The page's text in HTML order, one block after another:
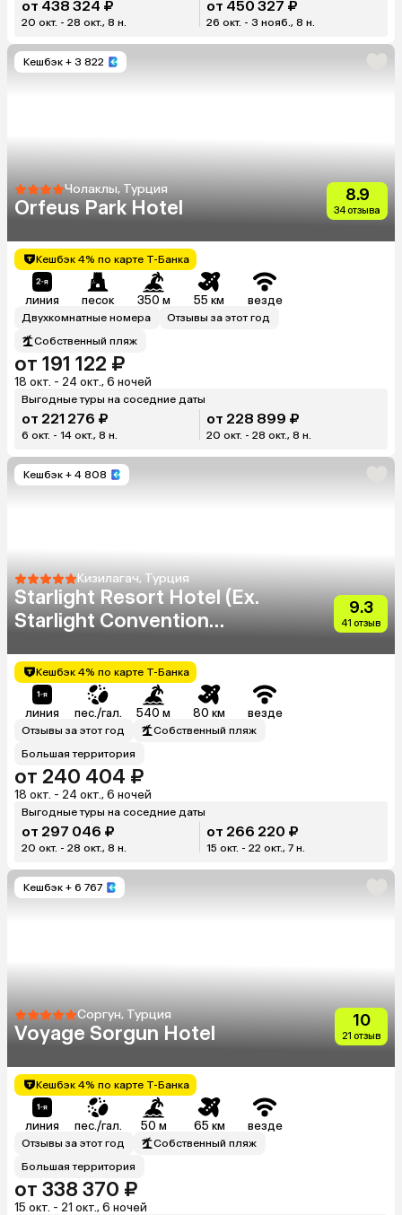
от 438 324 ₽
20 окт. - 28 окт., 8 н.
от 450 327 ₽
26 окт. - 3 нояб., 8 н.
Кешбэк + 3 822
Чолаклы, Турция
Orfeus Park Hotel
8.9
34 отзыва
Кешбэк 4% по карте Т-Банка
линия песок 350 м 55 км везде
Двухкомнатные номера
Отзывы за этот год
Собственный пляж
от 191 122 ₽
18 окт. - 24 окт., 6 ночей
Выгодные туры на соседние даты
от 221 276 ₽
6 окт. - 14 окт., 8 н.
от 228 899 ₽
20 окт. - 28 окт., 8 н.
Кешбэк + 4 808
Кизилагач, Турция
Starlight Resort Hotel (Ex.
Starlight Convention
9.3
41 отзыв
Кешбэк 4% по карте Т-Банка
линия пес./гал. 540 м 80 км везде
Отзывы за этот год
Собственный пляж
Большая территория
от 240 404 ₽
18 окт. - 24 окт., 6 ночей
Выгодные туры на соседние даты
от 297 046 ₽
20 окт. - 28 окт., 8 н.
от 266 220 ₽
15 окт. - 22 окт., 7 н.
Кешбэк + 6 767
Соргун, Турция
Voyage Sorgun Hotel
10
21 отзыв
Кешбэк 4% по карте Т-Банка
линия пес./гал. 50 м 65 км везде
Отзывы за этот год
Собственный пляж
Большая территория
от 338 370 ₽
15 окт. - 21 окт., 6 ночей